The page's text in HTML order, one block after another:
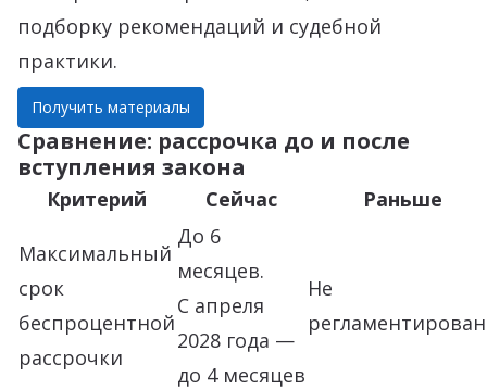
подборку рекомендаций и судебной
практики.
Получить материалы
Сравнение: рассрочка до и после
вступления закона
Критерий Сейчас Раньше
Максимальный
срок
беспроцентной
рассрочки
До 6
месяцев.
С апреля
2028 года —
до 4 месяцев
Не
регламентирован